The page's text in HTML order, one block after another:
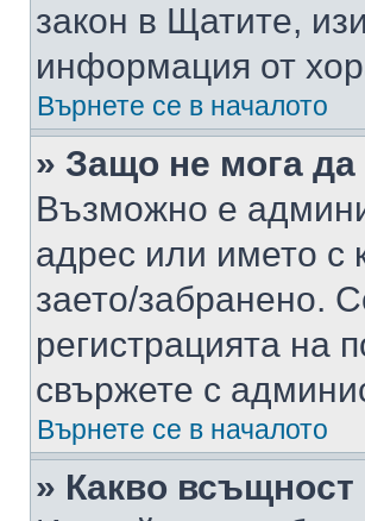
закон в Щатите,
информация от
Върнете се в началото
» Защо не мога да
Възможно е
адрес или името с
заето/забранено.
регистрацията на
свържете с
Върнете се в началото
» Какво всъщност